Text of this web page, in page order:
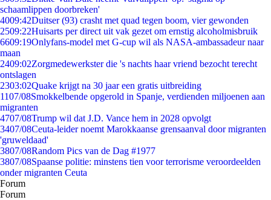
schaamlippen doorbreken'
4009:42Duitser (93) crasht met quad tegen boom, vier gewonden
2509:22Huisarts per direct uit vak gezet om ernstig alcoholmisbruik
6609:19Onlyfans-model met G-cup wil als NASA-ambassadeur naar
maan
2409:02Zorgmedewerkster die 's nachts haar vriend bezocht terecht
ontslagen
2303:02Quake krijgt na 30 jaar een gratis uitbreiding
1107/08Smokkelbende opgerold in Spanje, verdienden miljoenen aan
migranten
4707/08Trump wil dat J.D. Vance hem in 2028 opvolgt
3407/08Ceuta-leider noemt Marokkaanse grensaanval door migranten
'gruweldaad'
3807/08Random Pics van de Dag #1977
3807/08Spaanse politie: minstens tien voor terrorisme veroordeelden
onder migranten Ceuta
Forum
Forum